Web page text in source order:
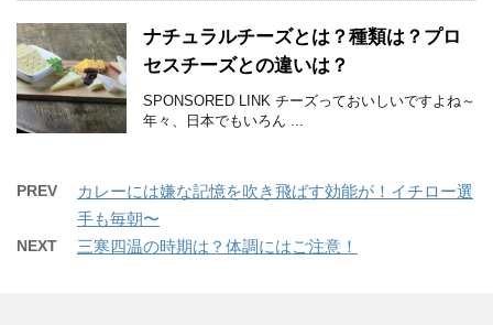
ナチュラルチーズとは？種類は？プロ
セスチーズとの違いは？
SPONSORED LINK チーズっておいしいですよね～
年々、日本でもいろん ...
PREV
カレーには嫌な記憶を吹き飛ばす効能が！イチロー選
手も毎朝〜
NEXT 三寒四温の時期は？体調にはご注意！